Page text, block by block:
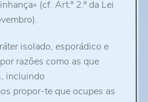
(cf. Art.º 2.º da Lei
isolado, esporádico e
razões como as que
incluindo
propor-te que ocupes as